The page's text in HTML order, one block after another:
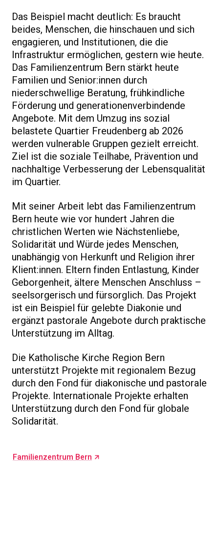
Das Beispiel macht deutlich: Es braucht
beides, Menschen, die hinschauen und sich
engagieren, und Institutionen, die die
Infrastruktur ermöglichen, gestern wie heute.
Das Familienzentrum Bern stärkt heute
Familien und Senior:innen durch
niederschwellige Beratung, frühkindliche
Förderung und generationenverbindende
Angebote. Mit dem Umzug ins sozial
belastete Quartier Freudenberg ab 2026
werden vulnerable Gruppen gezielt erreicht.
Ziel ist die soziale Teilhabe, Prävention und
nachhaltige Verbesserung der Lebensqualität
im Quartier.
Mit seiner Arbeit lebt das Familienzentrum
Bern heute wie vor hundert Jahren die
christlichen Werten wie Nächstenliebe,
Solidarität und Würde jedes Menschen,
unabhängig von Herkunft und Religion ihrer
Klient:innen. Eltern finden Entlastung, Kinder
Geborgenheit, ältere Menschen Anschluss –
seelsorgerisch und fürsorglich. Das Projekt
ist ein Beispiel für gelebte Diakonie und
ergänzt pastorale Angebote durch praktische
Unterstützung im Alltag.
Die Katholische Kirche Region Bern
unterstützt Projekte mit regionalem Bezug
durch den Fond für diakonische und pastorale
Projekte. Internationale Projekte erhalten
Unterstützung durch den Fond für globale
Solidarität.
Familienzentrum Bern